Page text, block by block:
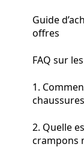
Guide
offres
FAQ sur
1.
2. Quelle
crampons